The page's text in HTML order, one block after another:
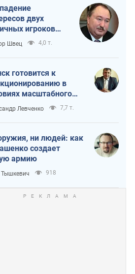
двух
игроков
тайный план
и Путина?
Швец 4,0 т.
готовится к
в
масштабного
кризиса
Левченко 7,7 т.
ни людей: как
создает
армию
Тышкевич 918